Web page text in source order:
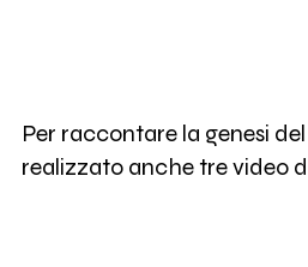
Per raccontare la genesi
realizzato anche tre video